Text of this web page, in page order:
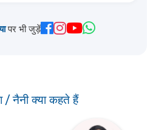
पर भी जुड़ें
/ नैनी क्या कहते हैं